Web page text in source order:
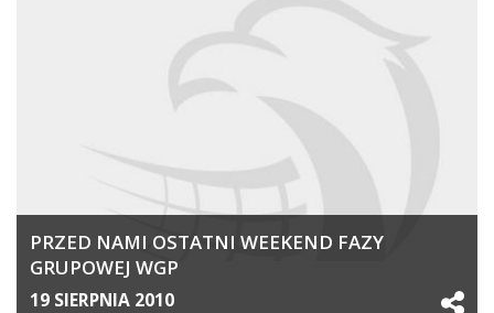
PRZED NAMI OSTATNI WEEKEND FAZY
GRUPOWEJ WGP
19 SIERPNIA 2010